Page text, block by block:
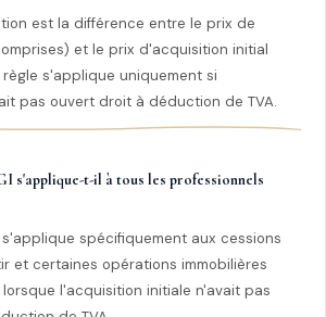
est la différence entre le prix de
et le prix d'acquisition initial
s'applique uniquement si
pas ouvert droit à déduction de TVA.
s'applique-t-il à tous les professionnels
spécifiquement aux cessions
et certaines opérations immobilières
lorsque l'acquisition initiale n'avait pas